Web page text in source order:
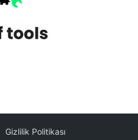
Gizlilik Politikası